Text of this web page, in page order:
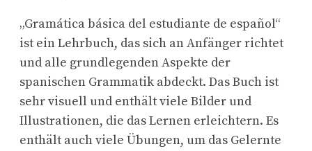
„Gramática básica del estudiante de español“
ist ein Lehrbuch, das sich an Anfänger richtet
und alle grundlegenden Aspekte der
spanischen Grammatik abdeckt. Das Buch ist
sehr visuell und enthält viele Bilder und
Illustrationen, die das Lernen erleichtern. Es
enthält auch viele Übungen, um das Gelernte